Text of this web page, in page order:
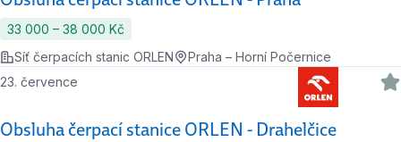
33 000 ‍–‍ 38 000 Kč
Síť čerpacích stanic ORLEN
Praha – Horní Počernice
Obsluha čerpací stanice ORLEN - Drahelčice
23. července